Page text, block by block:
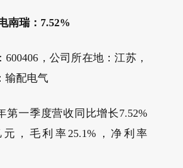
南瑞：7.52%
600406，公司所在地：江苏，
输配电气
第一季度营收同比增长7.52%
元，毛利率25.1%，净利率